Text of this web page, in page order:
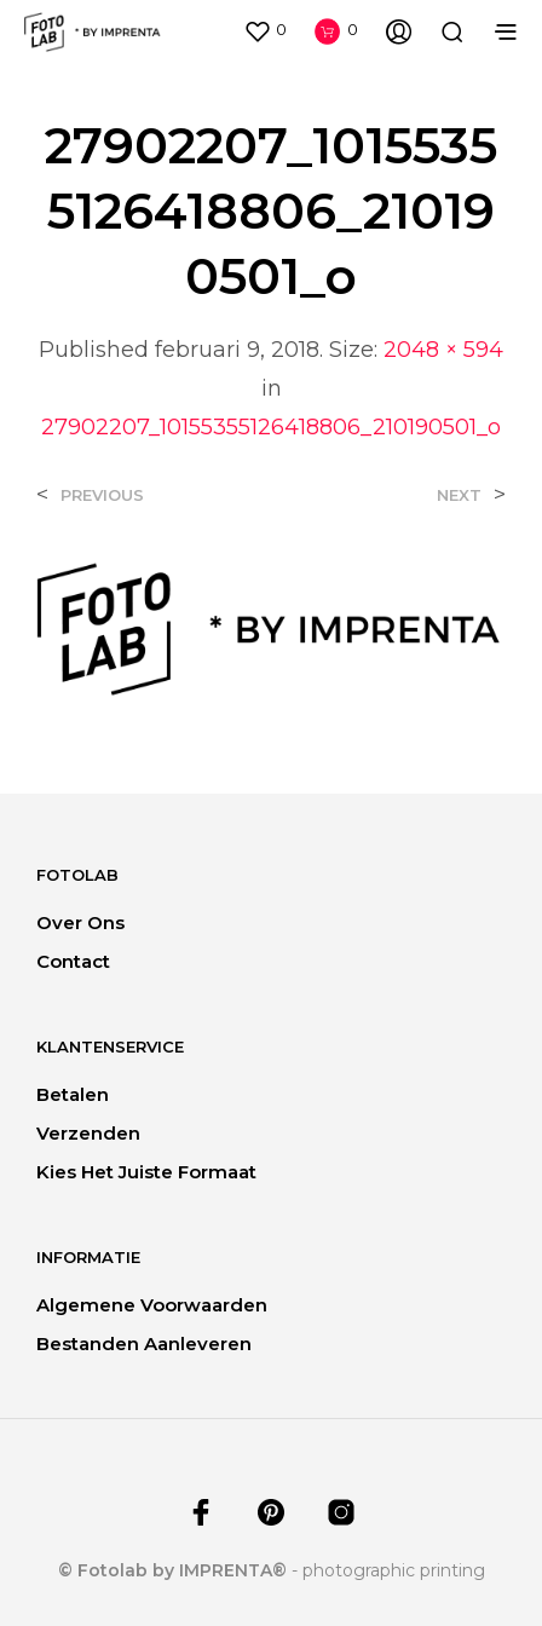
0 0
27902207_1015535
5126418806_21019
0501_o
Published februari 9, 2018. Size: 2048 × 594
in
27902207_10155355126418806_210190501_o
< PREVIOUS NEXT >
FOTOLAB
Over Ons
Contact
KLANTENSERVICE
Betalen
Verzenden
Kies Het Juiste Formaat
INFORMATIE
Algemene Voorwaarden
Bestanden Aanleveren
© Fotolab by IMPRENTA® - photographic printing